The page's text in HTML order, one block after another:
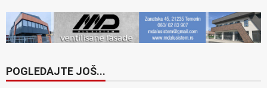
POGLEDAJTE JOŠ...